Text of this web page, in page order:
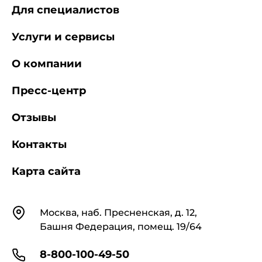
оценка механической вибрации.
КонтактыМосква, наб. Пресненская, д. 12,
Башня Федерация, помещ. 19/64
8-800-100-49-50
Для специалистов
Услуги и сервисы
О компании
Пресс-центр
Отзывы
Контакты
Карта сайта